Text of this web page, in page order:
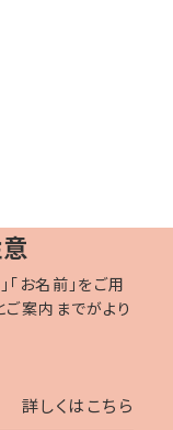
お名前」をご用
案内までがより
詳しくはこちら